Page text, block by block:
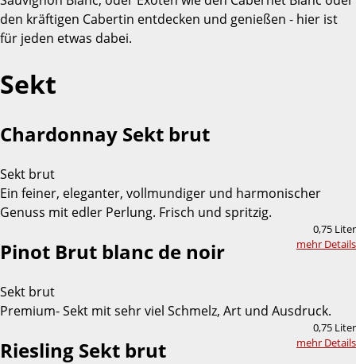
den kräftigen Cabertin entdecken und genießen - hier ist
für jeden etwas dabei.
Sekt
Chardonnay Sekt brut
Sekt brut
Ein feiner, eleganter, vollmundiger und harmonischer
Genuss mit edler Perlung. Frisch und spritzig.
0,75 Liter
mehr Details
Pinot Brut blanc de noir
Sekt brut
Premium- Sekt mit sehr viel Schmelz, Art und Ausdruck.
0,75 Liter
mehr Details
Riesling Sekt brut